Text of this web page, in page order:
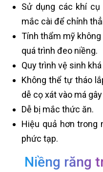
Sử dụng các khí
mắc cài để chỉnh
Tính thẩm mỹ
quá trình đeo niềng.
Quy trình vệ sinh
Không thể tự tháo
dễ cọ xát vào má
Dễ bị mắc thức ăn.
Hiệu quả hơn trong
phức tạp.
Niềng răng